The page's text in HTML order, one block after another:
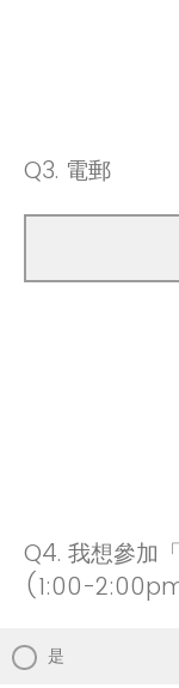
Q3. 電郵
Q4. 我想參加
(1:00-
是